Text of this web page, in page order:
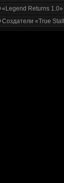
«Legend Returns
Создатели «True